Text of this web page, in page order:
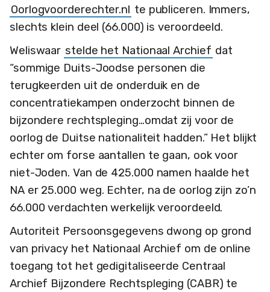
Oorlogvoorderechter.nl te publiceren. Immers,
slechts klein deel (66.000) is veroordeeld.
Weliswaar stelde het Nationaal Archief dat
“sommige Duits-Joodse personen die
terugkeerden uit de onderduik en de
concentratiekampen onderzocht binnen de
bijzondere rechtspleging…omdat zij voor de
oorlog de Duitse nationaliteit hadden.” Het blijkt
echter om forse aantallen te gaan, ook voor
niet-Joden. Van de 425.000 namen haalde het
NA er 25.000 weg. Echter, na de oorlog zijn zo’n
66.000 verdachten werkelijk veroordeeld.
Autoriteit Persoonsgegevens dwong op grond
van privacy het Nationaal Archief om de online
toegang tot het gedigitaliseerde Centraal
Archief Bijzondere Rechtspleging (CABR) te